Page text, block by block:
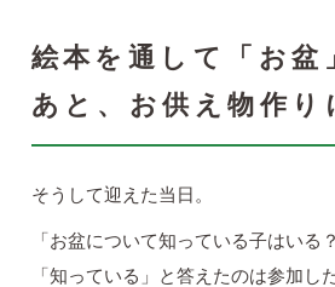
絵本を通して「お盆
あと、お供え物作り
そうして迎えた当日。
「お盆について知っている子はいる
「知っている」と答えたのは参加し